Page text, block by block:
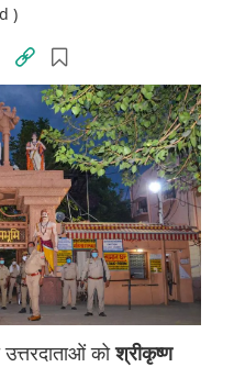
)
कोश्रीकृष्ण